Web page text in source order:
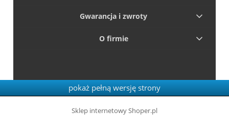
Gwarancja i zwroty
O firmie
pokaż pełną wersję strony
Sklep internetowy Shoper.pl